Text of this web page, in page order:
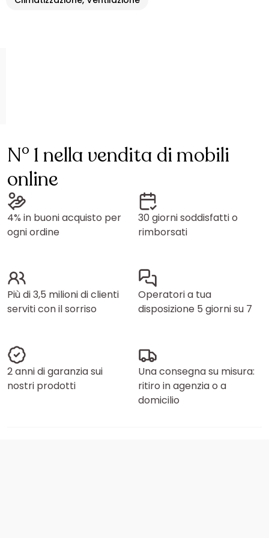
N° 1 nella vendita di mobili
online
4% in buoni acquisto per
ogni ordine
30 giorni soddisfatti o
rimborsati
Più di 3,5 milioni di clienti
serviti con il sorriso
Operatori a tua
disposizione 5 giorni su 7
2 anni di garanzia sui
nostri prodotti
Una consegna su misura:
ritiro in agenzia o a
domicilio